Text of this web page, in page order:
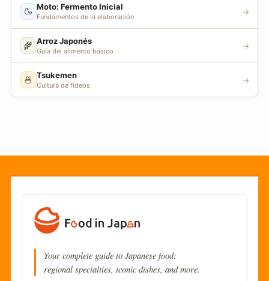
🍶 Moto: Fermento Inicial
Fundamentos de la elaboración
→
🌾 Arroz Japonés
Guía del alimento básico
→
🍜 Tsukemen
Cultura de fideos
→
Your complete guide to Japanese food:
regional specialties, iconic dishes, and more.